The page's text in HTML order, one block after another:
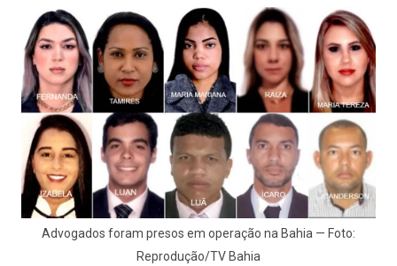
Advogados foram presos em operação na Bahia — Foto:
Reprodução/TV Bahia